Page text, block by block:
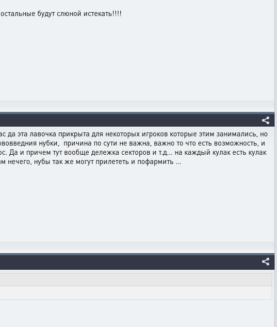
будут слюной истекать!!!!
да эта лавочка прикрыта для некоторых игроков которые этим занимались, но
нубки, причина по сути не важна, важно то что есть возможность, и
Да и причем тут вообще дележка секторов и т.д... на каждый кулак есть кулак
нечего, нубы так же могут прилететь и пофармить ...